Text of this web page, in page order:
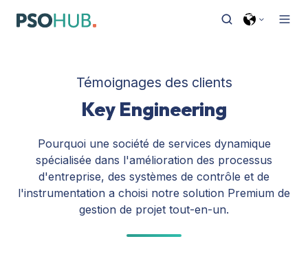
Témoignages des clients
Key Engineering
Pourquoi une société de services dynamique
spécialisée dans l'amélioration des processus
d'entreprise, des systèmes de contrôle et de
l'instrumentation a choisi notre solution Premium de
gestion de projet tout-en-un.